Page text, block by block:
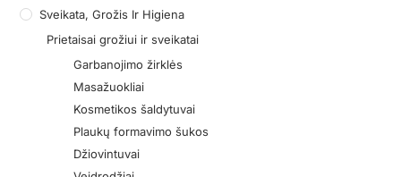
Sveikata, Grožis Ir Higiena
Prietaisai grožiui ir sveikatai
Garbanojimo žirklės
Masažuokliai
Kosmetikos šaldytuvai
Plaukų formavimo šukos
Džiovintuvai